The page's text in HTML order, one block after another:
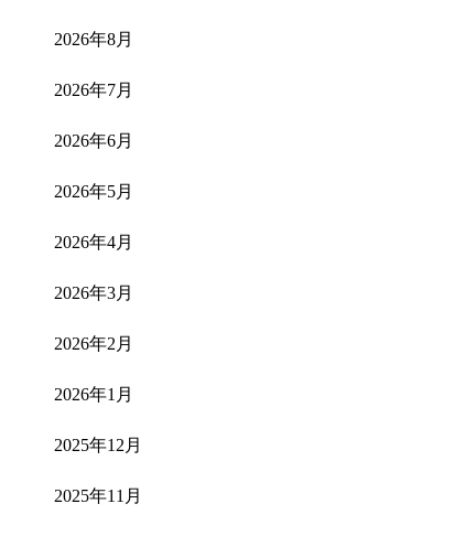
2026年8月
2026年7月
2026年6月
2026年5月
2026年4月
2026年3月
2026年2月
2026年1月
2025年12月
2025年11月